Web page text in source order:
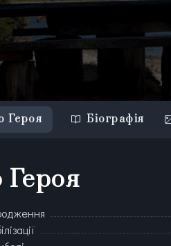
Героя Біографія